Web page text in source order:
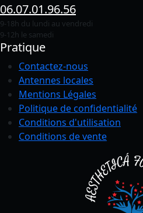
06.07.01.96.56
9-18h du lundi au vendredi
9-12h le samedi
Pratique
Contactez-nous
Antennes locales
Mentions Légales
Politique de confidentialité
Conditions d'utilisation
Conditions de vente